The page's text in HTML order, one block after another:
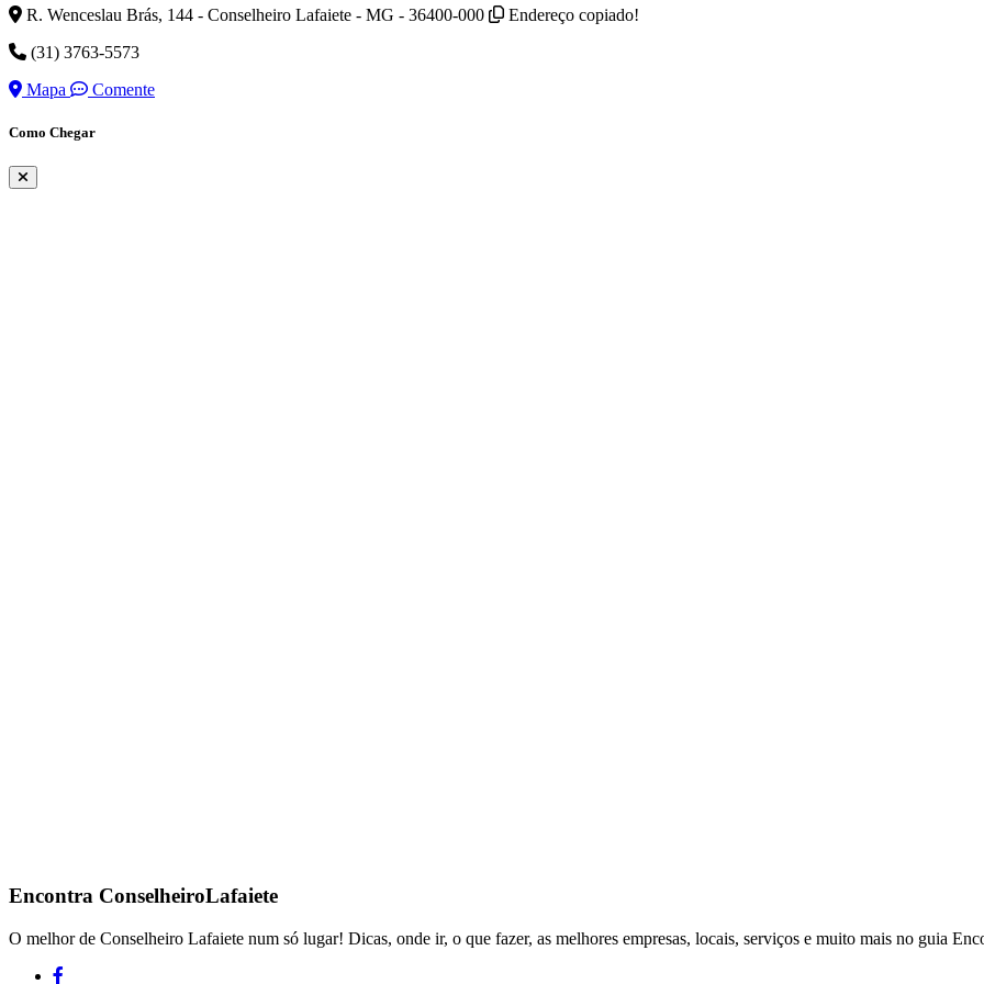
R. Wenceslau Brás, 144 - Conselheiro Lafaiete - MG - 36400-000
Endereço copiado!
(31) 3763-5573
Mapa
Comente
Como Chegar
Encontra ConselheiroLafaiete
O melhor de Conselheiro Lafaiete num só lugar! Dicas, onde ir, o que fazer, as melhores empresas, locais, serviços e muito mais no guia